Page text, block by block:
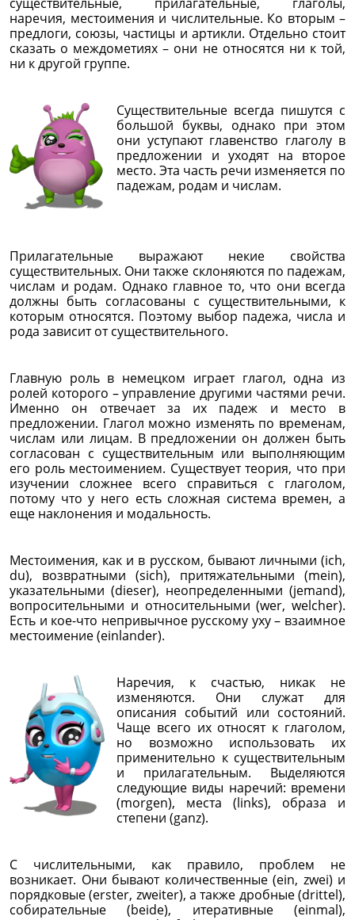
наречия, местоимения и числительные. Ко вторым –
предлоги, союзы, частицы и артикли. Отдельно стоит
сказать о междометиях – они не относятся ни к той,
ни к другой группе.
Существительные всегда пишутся с
большой буквы, однако при этом
они уступают главенство глаголу в
предложении и уходят на второе
место. Эта часть речи изменяется по
падежам, родам и числам.
Прилагательные выражают некие свойства
существительных. Они также склоняются по падежам,
числам и родам. Однако главное то, что они всегда
должны быть согласованы с существительными, к
которым относятся. Поэтому выбор падежа, числа и
рода зависит от существительного.
Главную роль в немецком играет глагол, одна из
ролей которого – управление другими частями речи.
Именно он отвечает за их падеж и место в
предложении. Глагол можно изменять по временам,
числам или лицам. В предложении он должен быть
согласован с существительным или выполняющим
его роль местоимением. Существует теория, что при
изучении сложнее всего справиться с глаголом,
потому что у него есть сложная система времен, а
еще наклонения и модальность.
Местоимения, как и в русском, бывают личными (ich,
du), возвратными (sich), притяжательными (mein),
указательными (dieser), неопределенными (jemand),
вопросительными и относительными (wer, welcher).
Есть и кое-что непривычное русскому уху – взаимное
местоимение (einlander).
Наречия, к счастью, никак не
изменяются. Они служат для
описания событий или состояний.
Чаще всего их относят к глаголом,
но возможно использовать их
применительно к существительным
и прилагательным. Выделяются
следующие виды наречий: времени
(morgen), места (links), образа и
степени (ganz).
С числительными, как правило, проблем не
возникает. Они бывают количественные (ein, zwei) и
порядковые (erster, zweiter), а также дробные (drittel),
собирательные (beide), итеративные (einmal),